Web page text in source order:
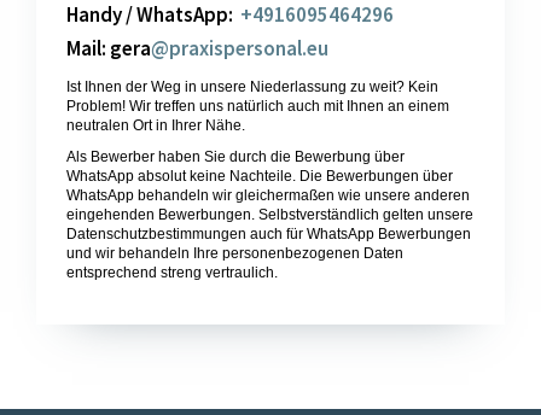
Handy / WhatsApp: +4916095464296
Mail: gera@praxispersonal.eu
Ist Ihnen der Weg in unsere Niederlassung zu weit? Kein
Problem! Wir treffen uns natürlich auch mit Ihnen an einem
neutralen Ort in Ihrer Nähe.
Als Bewerber haben Sie durch die Bewerbung über
WhatsApp absolut keine Nachteile. Die Bewerbungen über
WhatsApp behandeln wir gleichermaßen wie unsere anderen
eingehenden Bewerbungen. Selbstverständlich gelten unsere
Datenschutzbestimmungen auch für WhatsApp Bewerbungen
und wir behandeln Ihre personenbezogenen Daten
entsprechend streng vertraulich.